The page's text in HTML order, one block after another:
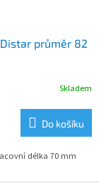
průměr 82
Skladem
Do košíku
délka 70 mm